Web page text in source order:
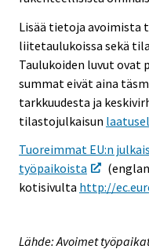
Lisää tietoja avoimista
liitetaulukoissa sekä
Taulukoiden luvut ovat
summat eivät aina
tarkkuudesta ja
tilastojulkaisun
Tuoreimmat EU:n
työpaikoista
kotisivulta http://
Lähde: Avoimet